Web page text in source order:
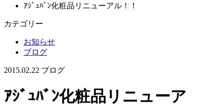
ｱｼﾞｭﾊﾞﾝ化粧品リニューアル！！
カテゴリー
お知らせ
ブログ
2015.02.22 ブログ
ｱｼﾞｭﾊﾞﾝ化粧品リニューア